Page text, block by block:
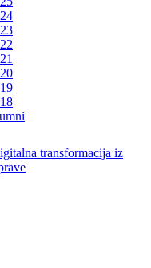
transformacija iz